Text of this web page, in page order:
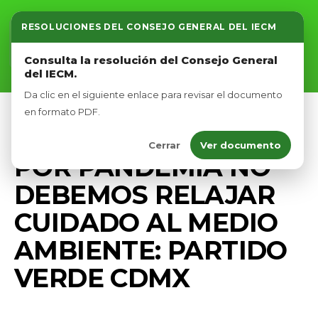
RESOLUCIONES DEL CONSEJO GENERAL DEL IECM
Consulta la resolución del Consejo General
del IECM.
Da clic en el siguiente enlace para revisar el documento
en formato PDF.
Cerrar Ver documento
Inicio
Nosotros
Afíliate
POR PANDEMIA NO
DEBEMOS RELAJAR
CUIDADO AL MEDIO
AMBIENTE: PARTIDO
VERDE CDMX